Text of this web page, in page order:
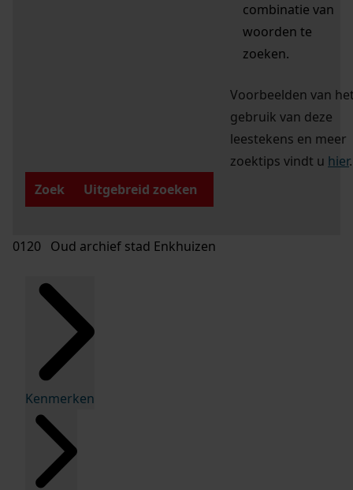
combinatie van
woorden te
zoeken.
Voorbeelden van
gebruik van deze
leestekens en meer
zoektips vindt u hier.
Zoek
Uitgebreid zoeken
0120 Oud archief stad Enkhuizen
Kenmerken